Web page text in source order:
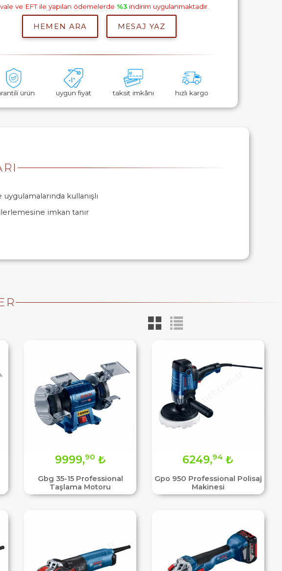
ve EFT ile yapılan ödemelerde %3indirim uygulanmaktadır.
HEMEN ARA MESAJ YAZ
ürün uygun fiyat taksit imkânı hızlı kargo
kullanışlı
imkan tanır
Gbg 35-15 Professional
Taşlama Motoru
9999,90 ₺
Gpo 950 Professional Polisaj
Makinesi
6249,94 ₺